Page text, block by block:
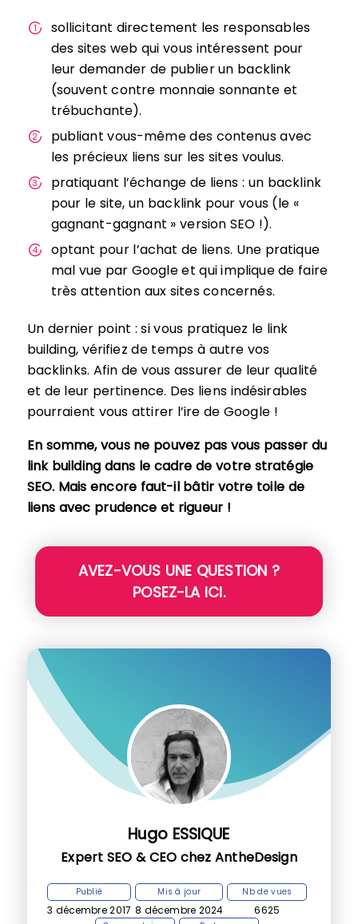
sollicitant directement les responsables
des sites web qui vous intéressent pour
leur demander de publier un backlink
(souvent contre monnaie sonnante et
trébuchante).
publiant vous-même des contenus avec
les précieux liens sur les sites voulus.
pratiquant l’échange de liens : un backlink
pour le site, un backlink pour vous (le «
gagnant-gagnant » version SEO !).
optant pour l’achat de liens. Une pratique
mal vue par Google et qui implique de faire
très attention aux sites concernés.
Un dernier point : si vous pratiquez le link
building, vérifiez de temps à autre vos
backlinks. Afin de vous assurer de leur qualité
et de leur pertinence. Des liens indésirables
pourraient vous attirer l’ire de Google !
En somme, vous ne pouvez pas vous passer du
link building dans le cadre de votre stratégie
SEO. Mais encore faut-il bâtir votre toile de
liens avec prudence et rigueur !
AVEZ-VOUS UNE QUESTION ?
POSEZ-LA ICI.
Hugo ESSIQUE
Expert SEO & CEO chez AntheDesign
Publié
3 décembre 2017
Mis à jour
8 décembre 2024
Nb de vues
6625